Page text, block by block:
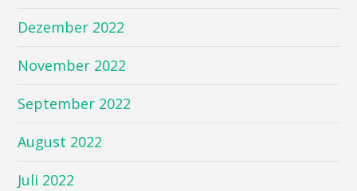
Dezember 2022
November 2022
September 2022
August 2022
Juli 2022